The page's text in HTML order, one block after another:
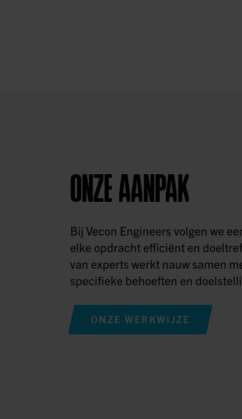
ONZE AANPAK
Bij Vecon Engineers volgen we
elke opdracht efficiënt en
van experts werkt nauw samen
specifieke behoeften en
ONZE WERKWIJZE